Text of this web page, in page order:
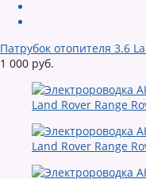
Патрубок отопителя 3.6
1 000 руб.